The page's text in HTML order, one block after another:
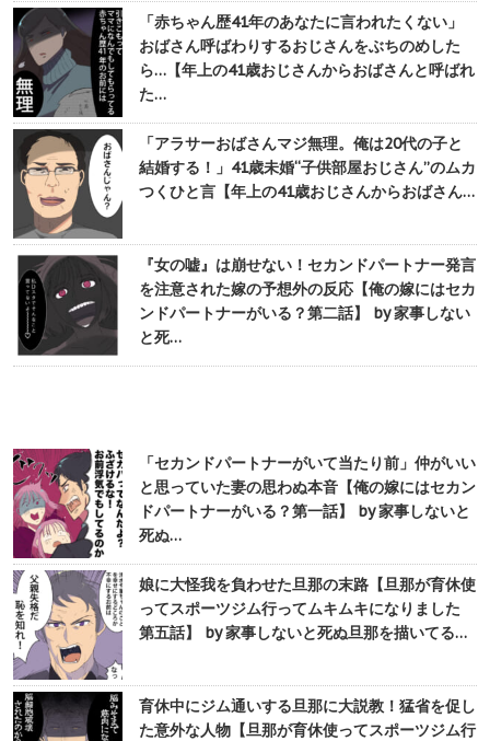
「赤ちゃん歴41年のあなたに言われたくない」
おばさん呼ばわりするおじさんをぶちのめした
ら…【年上の41歳おじさんからおばさんと呼ばれ
た…
「アラサーおばさんマジ無理。俺は20代の子と
結婚する！」41歳未婚“子供部屋おじさん”のムカ
つくひと言【年上の41歳おじさんからおばさん…
『女の嘘』は崩せない！セカンドパートナー発言
を注意された嫁の予想外の反応【俺の嫁にはセカ
ンドパートナーがいる？第二話】 by 家事しない
と死…
「セカンドパートナーがいて当たり前」仲がいい
と思っていた妻の思わぬ本音【俺の嫁にはセカン
ドパートナーがいる？第一話】 by 家事しないと
死ぬ…
娘に大怪我を負わせた旦那の末路【旦那が育休使
ってスポーツジム行ってムキムキになりました
第五話】 by 家事しないと死ぬ旦那を描いてる…
育休中にジム通いする旦那に大説教！猛省を促し
た意外な人物【旦那が育休使ってスポーツジム行